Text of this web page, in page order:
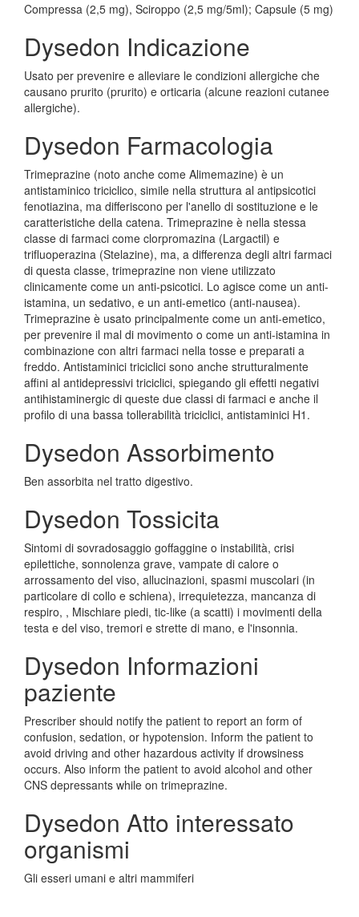
Compressa (2,5 mg), Sciroppo (2,5 mg/5ml); Capsule (5 mg)
Dysedon Indicazione
Usato per prevenire e alleviare le condizioni allergiche che
causano prurito (prurito) e orticaria (alcune reazioni cutanee
allergiche).
Dysedon Farmacologia
Trimeprazine (noto anche come Alimemazine) è un
antistaminico triciclico, simile nella struttura al antipsicotici
fenotiazina, ma differiscono per l'anello di sostituzione e le
caratteristiche della catena. Trimeprazine è nella stessa
classe di farmaci come clorpromazina (Largactil) e
trifluoperazina (Stelazine), ma, a differenza degli altri farmaci
di questa classe, trimeprazine non viene utilizzato
clinicamente come un anti-psicotici. Lo agisce come un anti-
istamina, un sedativo, e un anti-emetico (anti-nausea).
Trimeprazine è usato principalmente come un anti-emetico,
per prevenire il mal di movimento o come un anti-istamina in
combinazione con altri farmaci nella tosse e preparati a
freddo. Antistaminici triciclici sono anche strutturalmente
affini al antidepressivi triciclici, spiegando gli effetti negativi
antihistaminergic di queste due classi di farmaci e anche il
profilo di una bassa tollerabilità triciclici, antistaminici H1.
Dysedon Assorbimento
Ben assorbita nel tratto digestivo.
Dysedon Tossicita
Sintomi di sovradosaggio goffaggine o instabilità, crisi
epilettiche, sonnolenza grave, vampate di calore o
arrossamento del viso, allucinazioni, spasmi muscolari (in
particolare di collo e schiena), irrequietezza, mancanza di
respiro, , Mischiare piedi, tic-like (a scatti) i movimenti della
testa e del viso, tremori e strette di mano, e l'insonnia.
Dysedon Informazioni
paziente
Prescriber should notify the patient to report an form of
confusion, sedation, or hypotension. Inform the patient to
avoid driving and other hazardous activity if drowsiness
occurs. Also inform the patient to avoid alcohol and other
CNS depressants while on trimeprazine.
Dysedon Atto interessato
organismi
Gli esseri umani e altri mammiferi